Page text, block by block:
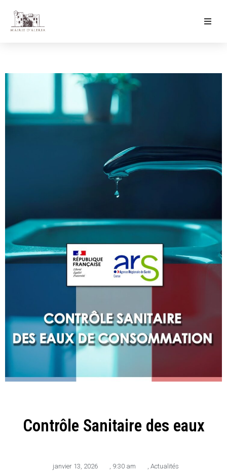
Culture & Loisirs
Contrôle Sanitaire des eaux
janvier 13, 2026 , 9:30 am , Actualités